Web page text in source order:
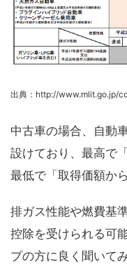
出典：http://www.mlit.go.jp/
中古車の場合、自動
設けており、最高で
最低で「取得価額か
排ガス性能や燃費基
控除を受けられる可
プの方に良く聞いて